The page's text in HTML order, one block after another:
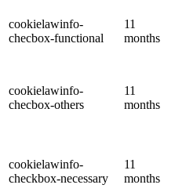
cookielawinfo-
checbox-functional
11
months
cookielawinfo-
checbox-others
11
months
cookielawinfo-
checkbox-necessary
11
months